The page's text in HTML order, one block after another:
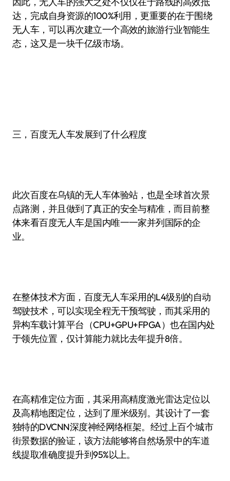
达，完成自身资源的100%利用，更重要的在于围绕
无人车，可以再次建立一个高效的旅游行业智能生
态，这又是一块千亿级市场。
三，百度无人车发展到了什么程度
此次百度在乌镇的无人车体验站，也是全球首次景
点路测，并且做到了真正的安全与精准，而目前整
体来看百度无人车是国内唯一一家并列国际的企
业。
在整体技术方面，百度无人车采用的L4级别的自动
驾驶技术，可以实现全程无干预驾驶，而其采用的
异构车载计算平台（CPU+GPU+FPGA）也在国内处
于领先位置，仅计算能力就比去年提升8倍。
在高精准定位方面，其采用高精度激光雷达定位以
及高精地图定位，达到了厘米级别。其设计了一套
独特的DVCNN深度神经网络框架。经过上百个城市
街景数据的验证，该方法能够将自然场景中的车道
线提取准确度提升到95%以上。